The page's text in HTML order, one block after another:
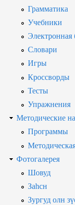
Грамматика
Учебники
Электронная
Словари
Игры
Кроссворды
Тесты
Упражнения
Методические
Программы
Фотогалерея
Шовуд
Заһсн
Зургуд олн